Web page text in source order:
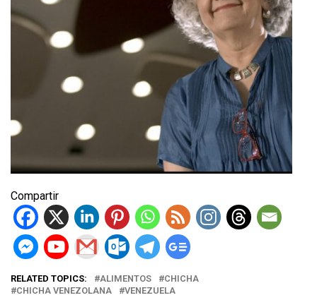
Compartir
RELATED TOPICS: ALIMENTOS
CHICHA
CHICHA VENEZOLANA
VENEZUELA